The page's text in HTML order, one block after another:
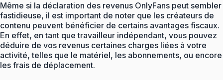
Même si la déclaration des revenus OnlyFans peut sembler
fastidieuse, il est important de noter que les créateurs de
contenu peuvent bénéficier de certains avantages fiscaux.
En effet, en tant que travailleur indépendant, vous pouvez
déduire de vos revenus certaines charges liées à votre
activité, telles que le matériel, les abonnements, ou encore
les frais de déplacement.